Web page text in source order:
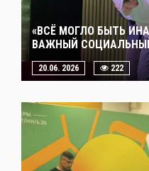
«ВСЁ МОГЛО БЫТЬ
ВАЖНЫЙ
20.06. 2026 222